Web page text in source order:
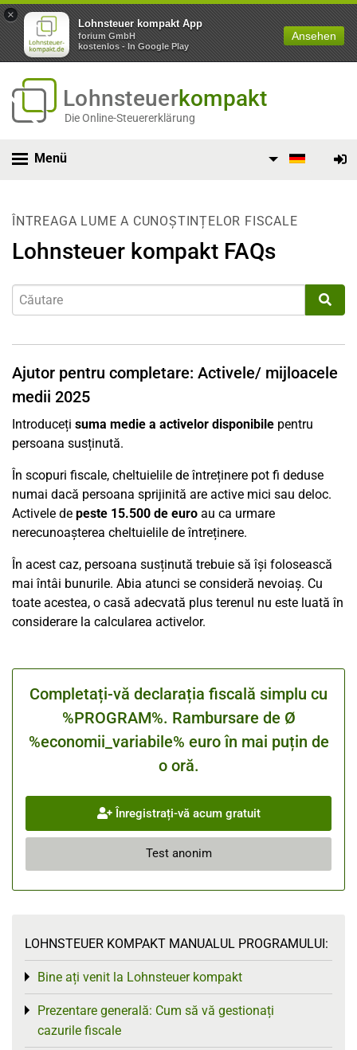
×
Lohnsteuer kompakt App
forium GmbH
kostenlos - In Google Play
Ansehen
Lohnsteuerkompakt
Die Online-Steuererklärung
Menü
ÎNTREAGA LUME A CUNOȘTINȚELOR FISCALE
Lohnsteuer kompakt FAQs
Ajutor pentru completare: Activele/ mijloacele
medii 2025
Introduceți suma medie a activelor disponibile pentru
persoana susținută.
În scopuri fiscale, cheltuielile de întreținere pot fi deduse
numai dacă persoana sprijinită are active mici sau deloc.
Activele de peste 15.500 de euro au ca urmare
nerecunoașterea cheltuielile de întreținere.
În acest caz, persoana susținută trebuie să își folosească
mai întâi bunurile. Abia atunci se consideră nevoiaș. Cu
toate acestea, o casă adecvată plus terenul nu este luată în
considerare la calcularea activelor.
Completați-vă declarația fiscală simplu cu
%PROGRAM%. Rambursare de Ø
%economii_variabile% euro în mai puțin de
o oră.
Înregistrați-vă acum gratuit
Test anonim
LOHNSTEUER KOMPAKT MANUALUL PROGRAMULUI:
Bine ați venit la Lohnsteuer kompakt
Toggle menu
Prezentare generală: Cum să vă gestionați
cazurile fiscale
Toggle menu